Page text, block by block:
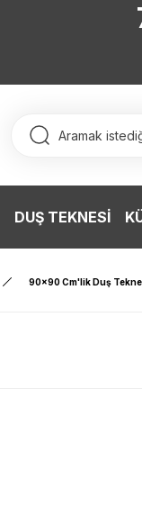
DUŞ TEKNESİ
90x90 Cm'lik Duş